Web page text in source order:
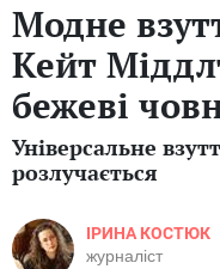
Модне
Кейт
бежеві
Універсальне
розлучається
ІРИНА КОСТЮК
журналіст